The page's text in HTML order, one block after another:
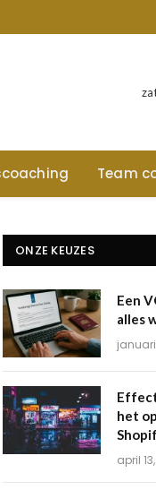
Team
ONZE KEUZES
Een
alles
januari
het
april